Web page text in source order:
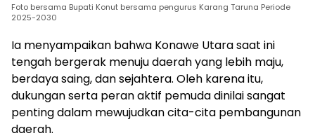
Foto bersama Bupati Konut bersama pengurus Karang Taruna Periode
2025-2030
Ia menyampaikan bahwa Konawe Utara saat ini
tengah bergerak menuju daerah yang lebih maju,
berdaya saing, dan sejahtera. Oleh karena itu,
dukungan serta peran aktif pemuda dinilai sangat
penting dalam mewujudkan cita-cita pembangunan
daerah.